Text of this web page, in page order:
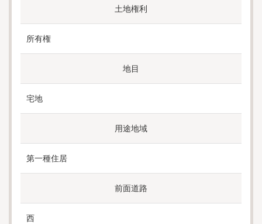
土地権利
所有権
地目
宅地
用途地域
第一種住居
前面道路
西